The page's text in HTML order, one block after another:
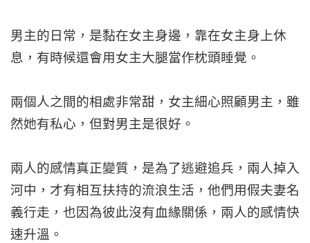
男主的日常，是黏在女主身邊，靠在女主身上休
息，有時候還會用女主大腿當作枕頭睡覺。
兩個人之間的相處非常甜，女主細心照顧男主，雖
然她有私心，但對男主是很好。
兩人的感情真正變質，是為了逃避追兵，兩人掉入
河中，才有相互扶持的流浪生活，他們用假夫妻名
義行走，也因為彼此沒有血緣關係，兩人的感情快
速升溫。